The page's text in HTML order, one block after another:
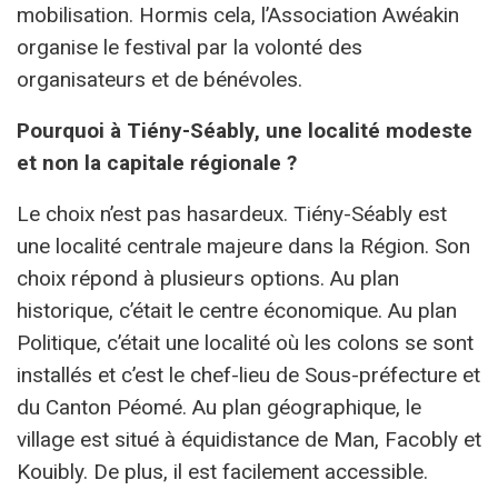
mobilisation. Hormis cela, l’Association Awéakin
organise le festival par la volonté des
organisateurs et de bénévoles.
Pourquoi à Tiény-Séably, une localité modeste
et non la capitale régionale ?
Le choix n’est pas hasardeux. Tiény-Séably est
une localité centrale majeure dans la Région. Son
choix répond à plusieurs options. Au plan
historique, c’était le centre économique. Au plan
Politique, c’était une localité où les colons se sont
installés et c’est le chef-lieu de Sous-préfecture et
du Canton Péomé. Au plan géographique, le
village est situé à équidistance de Man, Facobly et
Kouibly. De plus, il est facilement accessible.